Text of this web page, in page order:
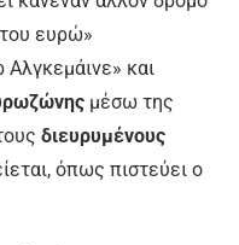
ευρώ»
και
μέσω της
διευρυμένους
όπως πιστεύει ο